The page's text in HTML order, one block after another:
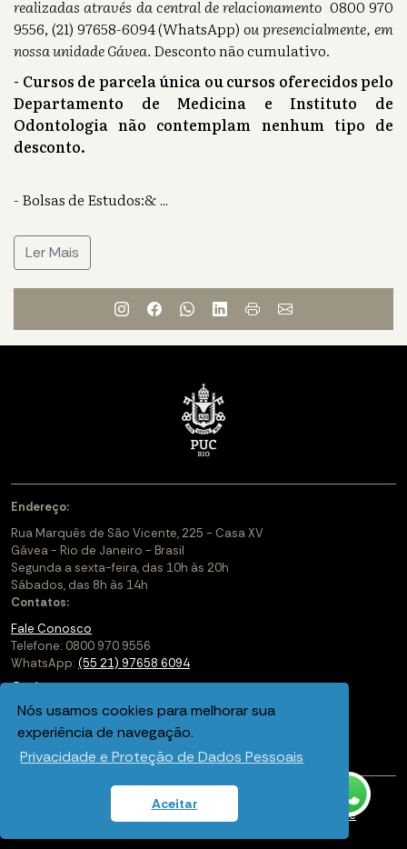
Nós usamos cookies para melhorar sua
experiência de navegação.
Privacidade e Proteção de Dados Pessoais
Aceitar
realizadas através da central de relacionamento 0800 970
9556, (21) 97658-6094 (WhatsApp)ou presencialmente, em
nossa unidade Gávea.Desconto não cumulativo.
- Cursos de parcela única ou cursos oferecidos pelo
Departamento de Medicina e Instituto de
Odontologia não contemplam nenhum tipo de
desconto.
- Bolsas de Estudos:&...
Ler Mais
Endereço:
Rua Marquês de São Vicente, 225 - Casa XV
Gávea - Rio de Janeiro - Brasil
Segunda a sexta-feira, das 10h às 20h
Sábados, das 8h às 14h
Contatos:
Fale Conosco
Telefone: 0800 970 9556
WhatsApp: (55 21) 97658 6094
Cadastre-se
Soluções Corporativas
Saiba mais sobre a PUC-Rio Digital
Política de privacidade